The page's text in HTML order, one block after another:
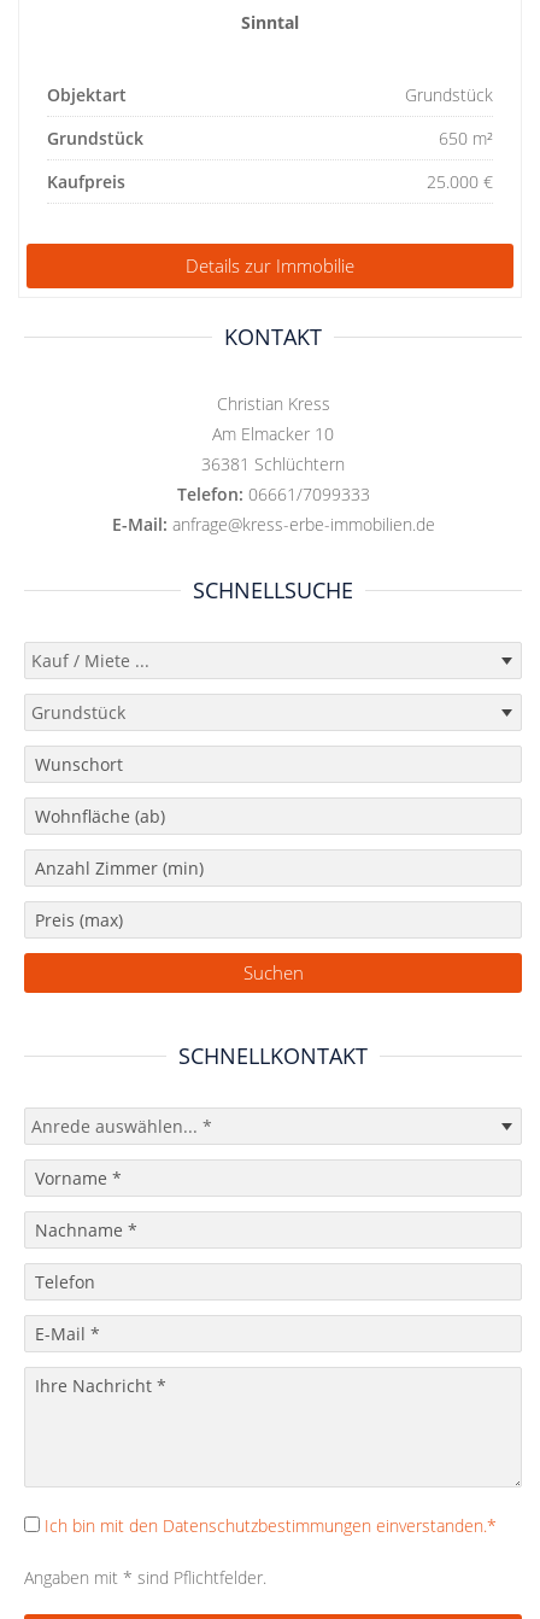
Sinntal
Objektart
Grundstück
Grundstück
650 m²
Kaufpreis
25.000 €
Details zur Immobilie
KONTAKT
Christian Kress
Am Elmacker 10
36381 Schlüchtern
Telefon: 06661/7099333
E-Mail: anfrage@kress-erbe-immobilien.de
SCHNELLSUCHE
SCHNELLKONTAKT
Ich bin mit den Datenschutzbestimmungen einverstanden.*
Angaben mit * sind Pflichtfelder.